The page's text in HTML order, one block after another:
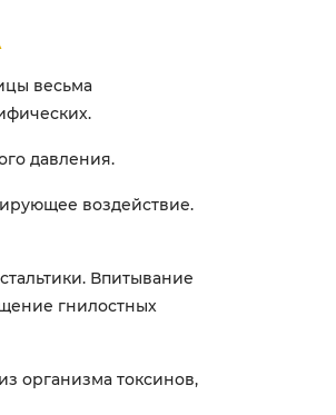
весьма
давления.
воздействие.
Впитывание
гнилостных
организма токсинов,